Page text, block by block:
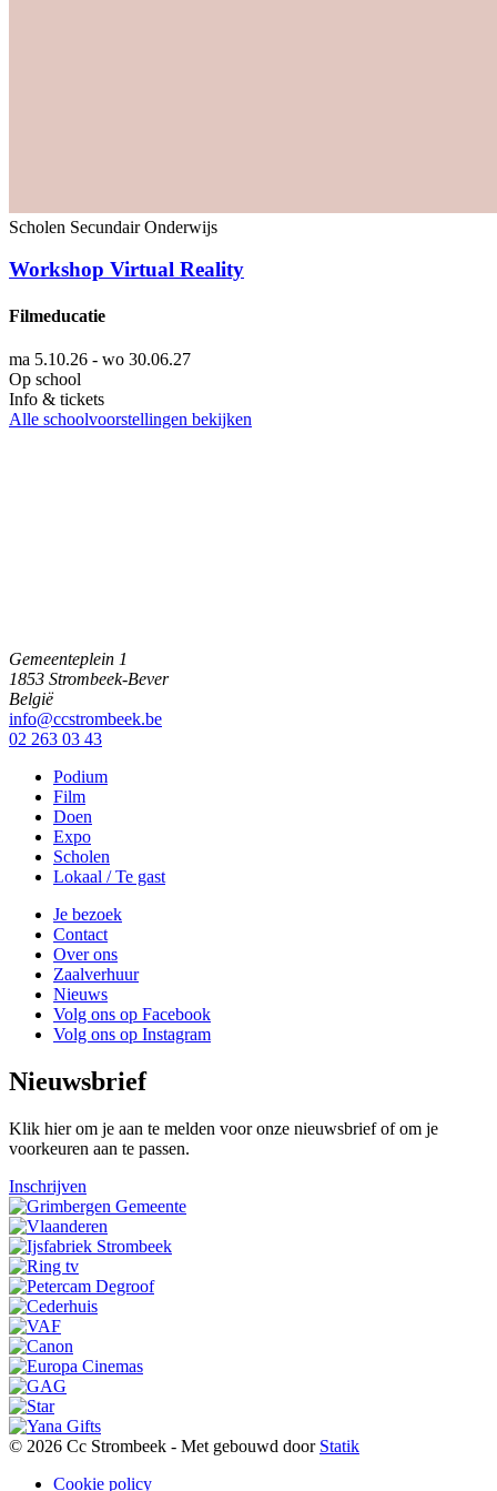
Scholen Secundair Onderwijs
Workshop Virtual Reality
Filmeducatie
ma 5.10.26 - wo 30.06.27
Op school
Info & tickets
Alle schoolvoorstellingen bekijken
Gemeenteplein 1
1853 Strombeek-Bever
België
info@ccstrombeek.be
02 263 03 43
Podium
Film
Doen
Expo
Scholen
Lokaal / Te gast
Je bezoek
Contact
Over ons
Zaalverhuur
Nieuws
Volg ons op Facebook
Volg ons op Instagram
Nieuwsbrief
Klik hier om je aan te melden voor onze nieuwsbrief of om je
voorkeuren aan te passen.
Inschrijven
© 2026 Cc Strombeek - Met gebouwd door Statik
Cookie policy